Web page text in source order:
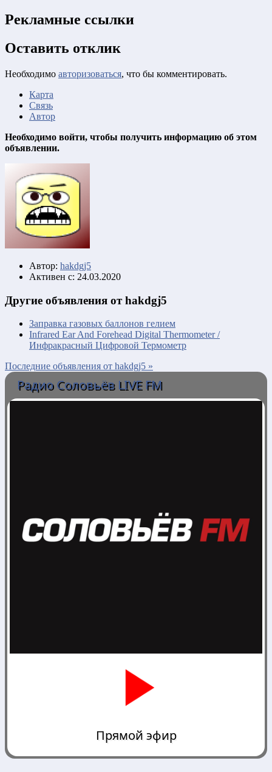
Рекламные ссылки
Оставить отклик
Необходимо авторизоваться, что бы комментировать.
Карта
Связь
Автор
Необходимо войти, чтобы получить информацию об этом
объявлении.
Автор: hakdgj5
Активен с: 24.03.2020
Другие объявления от hakdgj5
Заправка газовых баллонов гелием
Infrared Ear And Forehead Digital Thermometer /
Инфракрасный Цифровой Термометр
Последние объявления от hakdgj5 »
Радио Соловьёв LIVE FM
Прямой эфир